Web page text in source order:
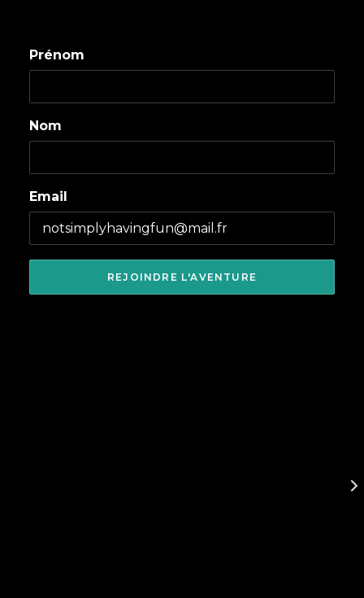
Prénom
Nom
Email